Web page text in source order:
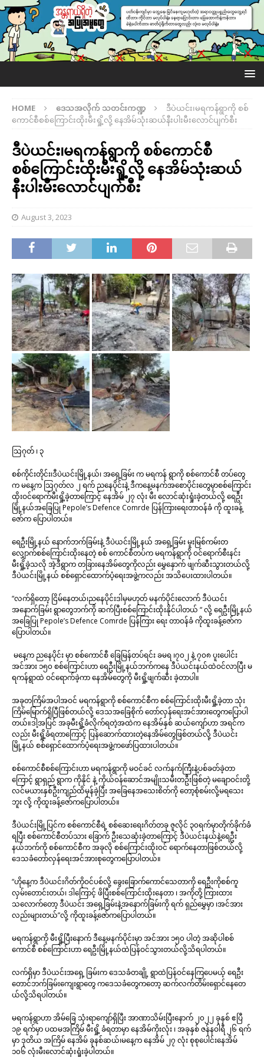
HOME ဒေသအလိုက် သတင်းကဏ္ဍ
ဒီပဲယင်း၊မရကန်ရွာကို စစ်
ကောင်စီစစ်ကြောင်းထိုးမီးရှို့လို့ နေအိမ်သုံးဆယ်နီးပါးမီးလောင်ပျက်စီး
ဒီပဲယင်း၊မရကန်ရွာကို စစ်ကောင်စီ
စစ်ကြောင်းထိုးမီးရှို့လို့ နေအိမ်သုံးဆယ်
နီးပါးမီးလောင်ပျက်စီး
August 3, 2023
သြဂုတ် ၊ ၃
စစ်ကိုင်းတိုင်း၊ဒီပဲယင်းမြို့နယ်၊ အရှေ့ခြမ်း က မရကန် ရွာကို စစ်ကောင်စီ တပ်တွေ
က မနေ့က သြဂုတ်လ ၂ ရက် ညနေပိုင်းနဲ့ ဒီကနေ့မနက်အစောပိုင်းတွေမှာစစ်ကြောင်း
ထိုးဝင်ရောက်မီးရှို့ခဲ့တာကြောင့် နေအိမ် ၂၇ လုံး မီး လောင်ဆုံးရှုံးခဲ့တယ်လို့ ရေဦး
မြို့နယ်အခြေပြု Pepole’s Defence Comrde ပြန်ကြားရေးတာဝန်ခံ ကို ထူးခန့်
ဇော်က ပြောပါတယ်။
ရေဦးမြို့နယ် နောက်ဘက်ခြမ်းနဲ့ ဒီပဲယင်းမြို့နယ် အရှေ့ခြမ်း မူးမြစ်ကမ်းတ
လျှောက်စစ်ကြောင်းထိုးနေတဲ့ စစ် ကောင်စီတပ်က မရကန်ရွာကို ဝင်ရောက်စီးနင်း
မီးရှို့ခဲ့သလို အဲ့ဒီရွာက တခြားနေအိမ်တွေကိုလည်း မွှေနှောက် ဖျက်ဆီးသွားတယ်လို့
ဒီပဲယင်းမြို့နယ် စစ်ရှောင်ထောက်ပံ့ရေးအဖွဲ့ကလည်း အသိပေးထားပါတယ်။
“လက်ရှိတော့ ငြိမ်နေတယ်၊ညနေပိုင်းဒါမှမဟုတ် မနက်ပိုင်းလောက် ဒီပဲယင်း
အနောက်ခြမ်း ရွာတွေဘက်ကို ဆက်ပြီးစစ်ကြောင်းထိုးနိုင်ပါတယ် “ လို့ ရေဦးမြို့နယ်
အခြေပြု Pepole’s Defence Comrde ပြန်ကြား ရေး တာဝန်ခံ ကိုထူးခန့်ဇော်က
ပြောပါတယ်။
မနေ့က ညနေပိုင်း မှာ စစ်ကောင်စီ ခြေမြန်တပ်ရင်း ခမရ ၊၇၀၂ နဲ့ ၇၀၈ ပူးပေါင်း
အင်အား ၁၅၀ စစ်ကြောင်းဟာ ရေဦးမြို့နယ်ဘက်ကနေ ဒီပဲယင်းနယ်ထဲဝင်လာပြီး မ
ရကန်ရွာထဲ ဝင်ရောက်ခဲ့ကာ နေအိမ်တွေကို မီးရှို့ဖျက်ဆီး ခဲ့တာပါ။
အခုတကြိမ်အပါအဝင် မရကန်ရွာကို စစ်ကောင်စီက စစ်ကြောင်းထိုးမီးရှို့ခဲ့တာ သုံး
ကြိမ်မြောက်ရှိပြီဖြစ်တယ်လို့ ဒေသအခြေစိုက် တော်လှန်ရေးအင်အားတွေကပြောပါ
တယ်။ဒါ့အပြင် အခုမီးရှို့ခံလိုက်ရတဲ့အထဲက နေအိမ်နှစ် ဆယ်ကျော်ဟာ အရင်က
လည်း မီးရှို့ခံရတာကြောင့် ပြန်ဆောက်ထားတဲ့နေအိမ်တွေဖြစ်တယ်လို့ ဒီပဲယင်း
မြို့နယ် စစ်ရှောင်ထောက်ပံ့ရေးအဖွဲ့ကဖော်ပြထားပါတယ်။
စစ်ကောင်စီစစ်ကြောင်းဟာ မရကန်ရွာကို မဝင်ခင် လက်နက်ကြီးနဲ့ပစ်ခတ်ခဲ့တာ
ကြောင့် ရွာရှည် ရွာက ကိုနိုင် နဲ့ ကိုယ်ဝန်ဆောင်အမျိုးသမီးတဦးဖြစ်တဲ့ မချောဝင်းတို့
လင်မယားနှစ်ဦးကျည်ထိမှန်ခဲ့ပြီး အခြေနေအသေးစိတ်ကို တော့စုံစမ်းလို့မရသေး
ဘူး လို့ ကိုထူးခန့်ဇော်ကပြောပါတယ်။
ဒီပဲယင်းမြို့ပြင်က စစ်ကောင်စီရဲ့ စစ်ဆေးရေးဂိတ်တခု ဇူလိုင် ၃၀ရက်မှာတိုက်ခိုက်ခံ
ရပြီး စစ်ကောင်စီတပ်သား ခြောက် ဦးသေဆုံးခဲ့တာကြောင့် ဒီပဲယင်းနယ်နဲ့ရေဦး
နယ်ဘက်ကို စစ်ကောင်စီက အခုလို စစ်ကြောင်းထိုးဝင် ရောက်နေတာဖြစ်တယ်လို့
ဒေသခံတော်လှန်ရေးအင်အားစုတွေကပြောပါတယ်။
“ဟိုနေ့က ဒီပဲယင်းဂိတ်ကိုဝင်ပစ်လို့ ခွေးခြောက်ကောင်သေတာကို ရေဦးကိုစစ်ကူ
လှမ်းတောင်းတယ်၊ ဒါကြောင့် ဖိပြီးစစ်ကြောင်းထိုးနေတာ ၊ အကိုတို့ ကြားထား
သလောက်တော့ ဒီပဲယင်း အရှေ့ခြမ်းနဲ့အနောက်ခြမ်းကို ရက် ရှည်မွှေမှာ ၊အင်အား
လည်းများတယ်”လို့ ကိုထူးခန့်ဇော်ကပြောပါတယ်။
မရကန်ရွာကို မီးရှို့ပြီးနောက် ဒီနေ့မနက်ပိုင်းမှာ အင်အား ၁၅၀ ပါတဲ့ အဆိုပါစစ်
ကောင်စီ စစ်ကြောင်းဟာ ရေဦးမြို့နယ်ထဲပြန်ဝင်သွားတယ်လို့သိရပါတယ်။
လက်ရှိမှာ ဒီပဲယင်းအရှေ့ ခြမ်းက ဒေသခံတချို့ ရွာထဲပြန်ဝင်နေကြပေမယ့် ရေဦး
တောင်ဘက်ခြမ်းကျေးရွာတွေ ကဒေသခံတွေကတော့ ဆက်လက်တိမ်းရှောင်နေတေ
ယ်လို့သိရပါတယ်။
မရကန်ရွာဟာ အိမ်ခြေ သုံးရာကျော်ရှိပြီး အာဏာသိမ်းပြီးနောက် ၂၀၂၂ ခုနှစ် ဧပြီ
၁၉ ရက်မှာ ပထမအကြိမ် မီးရှို့ ခံရတာမှာ နေအိမ်ကိုးလုံး ၊ အခုနှစ် ဇန်နဝါရီ ၂၆ ရက်
မှာ ဒုတိယ အကြိမ် နေအိမ် ခုနစ်ဆယ်၊မနေ့က နေအိမ် ၂၇ လုံး စုစုပေါင်းနေအိမ်
၁၀၆ လုံးမီးလောင်ဆုံးရှုံးခဲ့ပါတယ်။